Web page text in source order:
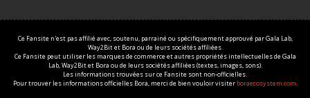
Ce Fansite n'est pas affilié avec, soutenu, parrainé ou spécifiquement approuvé par Gala Lab,
Way2Bit et Bora ou de leurs sociétés affiliées.
Ce Fansite peut utiliser les marques de commerce et autres propriétés intellectuelles de Gala
Lab, Way2Bit et Bora ou de leurs sociétés affiliées (textes, images, sons).
Les informations trouvées sur ce Fansite sont non-officielles.
Pour trouver les informations officielles Bora, merci de bien vouloir visiter boraecosystem.com.